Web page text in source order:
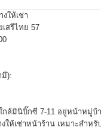
ให้เช่า
สรีไทย 57
มี):
กล้มินิบิ๊กซี 7-11 อยู่หน้าหมู่
งให้เช่าหน้าร้าน เหมาะสำ